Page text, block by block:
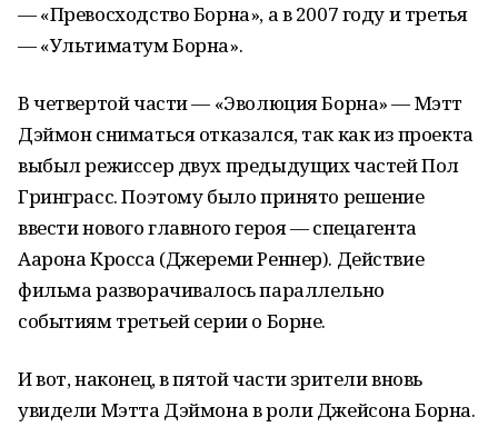
— «Превосходство Борна», а в 2007 году и третья
— «Ультиматум Борна».
В четвертой части — «Эволюция Борна» — Мэтт
Дэймон сниматься отказался, так как из проекта
выбыл режиссер двух предыдущих частей Пол
Гринграсс. Поэтому было принято решение
ввести нового главного героя — спецагента
Аарона Кросса (Джереми Реннер). Действие
фильма разворачивалось параллельно
событиям третьей серии о Борне.
И вот, наконец, в пятой части зрители вновь
увидели Мэтта Дэймона в роли Джейсона Борна.